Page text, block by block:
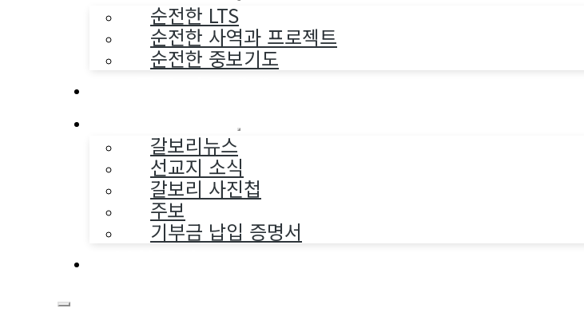
순전한 LTS
순전한 사역과 프로젝트
순전한 중보기도
갈보리뉴스
선교지 소식
갈보리 사진첩
주보
기부금 납입 증명서